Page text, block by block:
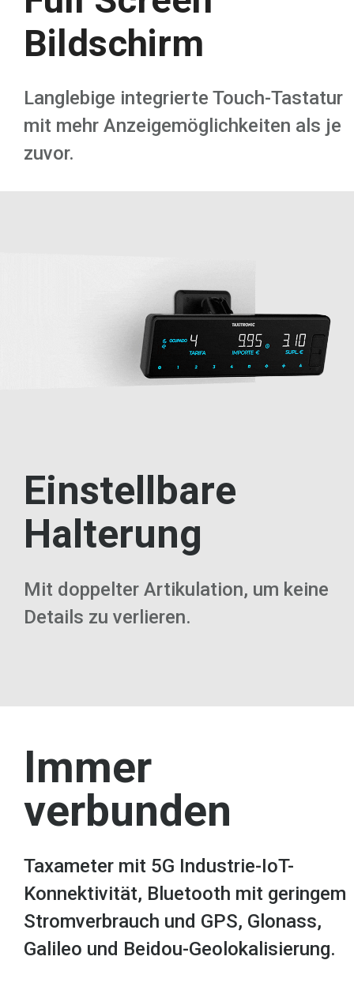
Bildschirm
Langlebige integrierte Touch-Tastatur
mit mehr Anzeigemöglichkeiten als je
zuvor.
Einstellbare
Halterung
Mit doppelter Artikulation, um keine
Details zu verlieren.
Immer
verbunden
Taxameter mit 5G Industrie-IoT-
Konnektivität, Bluetooth mit geringem
Stromverbrauch und GPS, Glonass,
Galileo und Beidou-Geolokalisierung.